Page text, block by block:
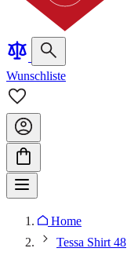
Wunschliste
Home
Tessa Shirt 48